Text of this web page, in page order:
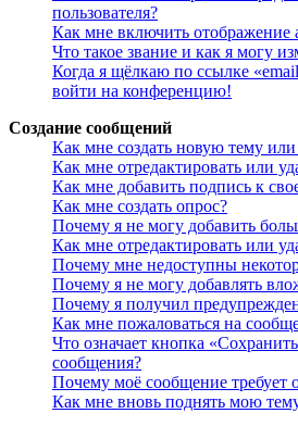
пользователя?
Как мне включить отображение
Что такое звание и как я могу
Когда я щёлкаю по ссылке
войти на конференцию!
Создание сообщений
Как мне создать новую тему
Как мне отредактировать или
Как мне добавить подпись к
Как мне создать опрос?
Почему я не могу добавить
Как мне отредактировать или
Почему мне недоступны
Почему я не могу добавлять
Почему я получил
Как мне пожаловаться на
Что означает кнопка
сообщения?
Почему моё сообщение требует
Как мне вновь поднять мою